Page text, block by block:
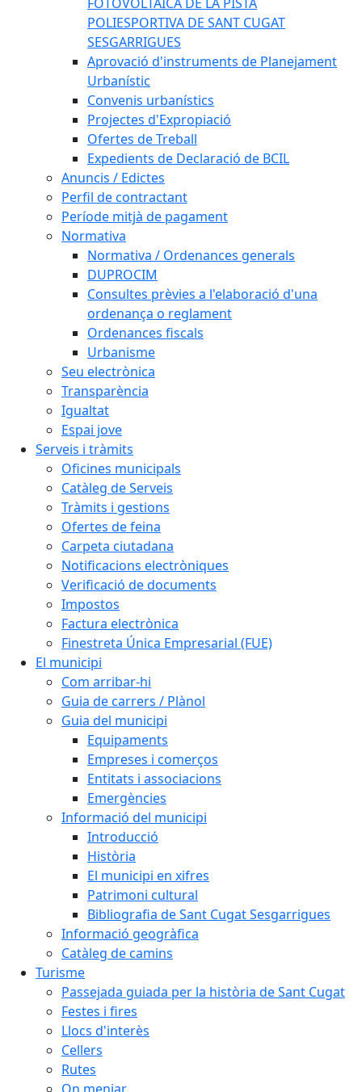
POLIESPORTIVA DE SANT CUGAT
SESGARRIGUES
Aprovació d'instruments de Planejament
Urbanístic
Convenis urbanístics
Projectes d'Expropiació
Ofertes de Treball
Expedients de Declaració de BCIL
Anuncis / Edictes
Perfil de contractant
Període mitjà de pagament
Normativa
Normativa / Ordenances generals
DUPROCIM
Consultes prèvies a l'elaboració d'una
ordenança o reglament
Ordenances fiscals
Urbanisme
Seu electrònica
Transparència
Igualtat
Espai jove
Serveis i tràmits
Oficines municipals
Catàleg de Serveis
Tràmits i gestions
Ofertes de feina
Carpeta ciutadana
Notificacions electròniques
Verificació de documents
Impostos
Factura electrònica
Finestreta Única Empresarial (FUE)
El municipi
Com arribar-hi
Guia de carrers / Plànol
Guia del municipi
Equipaments
Empreses i comerços
Entitats i associacions
Emergències
Informació del municipi
Introducció
Història
El municipi en xifres
Patrimoni cultural
Bibliografia de Sant Cugat Sesgarrigues
Informació geogràfica
Catàleg de camins
Turisme
Passejada guiada per la història de Sant Cugat
Festes i fires
Llocs d'interès
Cellers
Rutes